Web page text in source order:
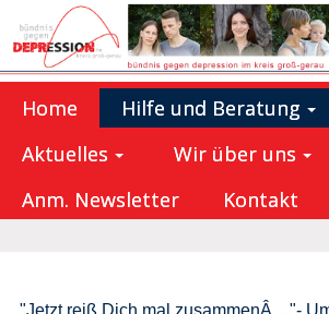
Home
Hilfe und Beratung
Aktuelles
Wir über uns
Anm. Newsletter
Kontakt
"Jetzt reiß Dich mal zusammenÂ…"-